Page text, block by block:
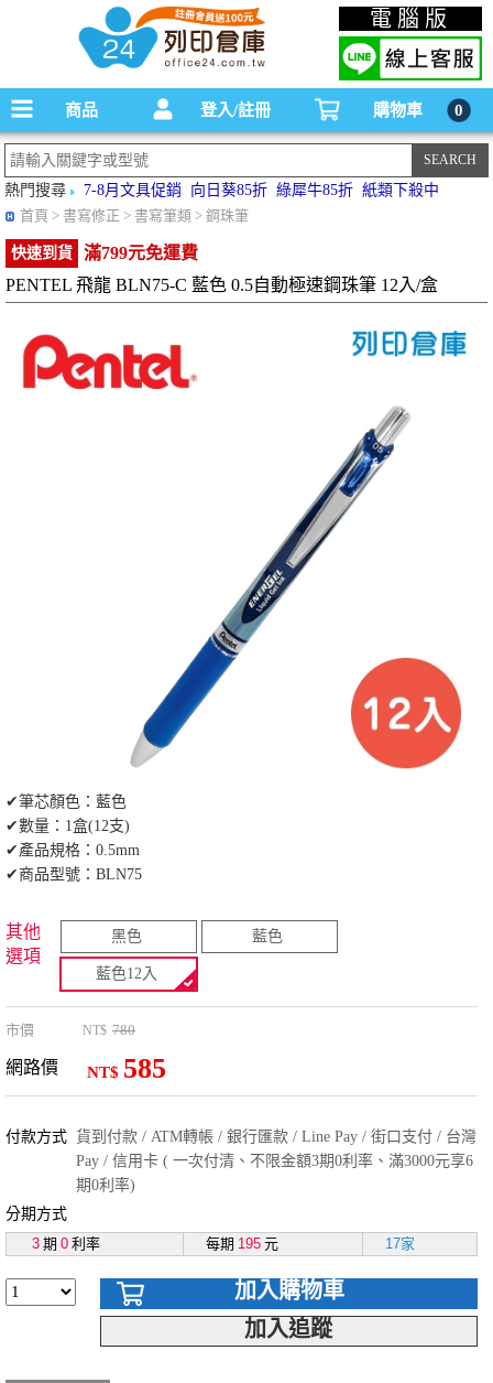
碳粉匣，墨水匣,原廠碳粉匣，副廠碳粉匣，環保碳粉匣,連續供墨印表機-office24列印
倉庫線上購物手機版
電腦版
商品 登入/註冊 購物車 0
熱門搜尋 7-8月文具促銷 向日葵85折 綠犀牛85折 紙類下殺中
首頁 > 書寫修正 > 書寫筆類 > 鋼珠筆
快速到貨
滿799元免運費
PENTEL 飛龍 BLN75-C 藍色 0.5自動極速鋼珠筆 12入/盒
✔筆芯顏色：藍色
✔數量：1盒(12支)
✔產品規格：0.5mm
✔商品型號：BLN75
其他
選項
黑色 藍色
藍色12入
市價 NT$ 780
網路價 NT$ 585
付款方式 貨到付款 / ATM轉帳 / 銀行匯款 / Line Pay / 街口支付 / 台灣
Pay / 信用卡 ( 一次付清、不限金額3期0利率、滿3000元享6
期0利率)
分期方式
3 期 0 利率 每期 195 元 17家
加入購物車
加入追蹤